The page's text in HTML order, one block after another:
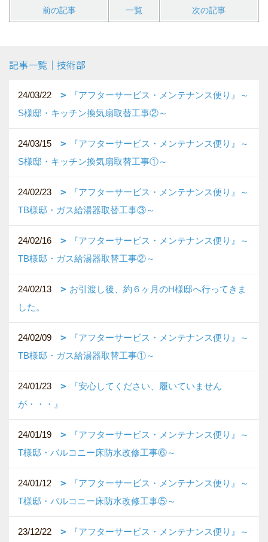
前の記事 一覧 次の記事
記事一覧｜技術部
24/03/22
『アフターサービス・メンテナンス便り』～
S様邸・キッチン換気扇取替工事②～
24/03/15
『アフターサービス・メンテナンス便り』～
S様邸・キッチン換気扇取替工事①～
24/02/23
『アフターサービス・メンテナンス便り』～
TB様邸・ガス給湯器取替工事③～
24/02/16
『アフターサービス・メンテナンス便り』～
TB様邸・ガス給湯器取替工事②～
24/02/13
お引渡し後、約６ヶ月のH様邸へ行ってきま
した。
24/02/09
『アフターサービス・メンテナンス便り』～
TB様邸・ガス給湯器取替工事①～
24/01/23
『安心してください、履いていません
が・・・』
24/01/19
『アフターサービス・メンテナンス便り』～
T様邸・バルコニー床防水改修工事⑥～
24/01/12
『アフターサービス・メンテナンス便り』～
T様邸・バルコニー床防水改修工事⑤～
23/12/22
『アフターサービス・メンテナンス便り』～